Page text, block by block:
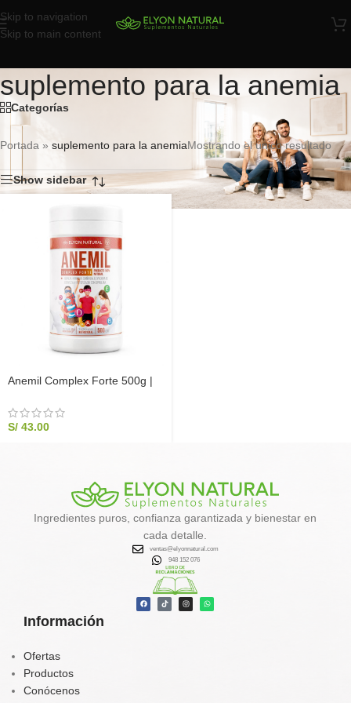
Skip to navigation
Skip to main content
suplemento para la anemia
Categorías
Portada » suplemento para la anemiaMostrando el único resultado
Show sidebar
Anemil Complex Forte 500g |
Anemia e Inmunidad
S/ 43.00
Información
Ofertas
Productos
Conócenos
Ingredientes puros, confianza garantizada y bienestar en
cada detalle.
ventas@elyonnatural.com
948 152 076